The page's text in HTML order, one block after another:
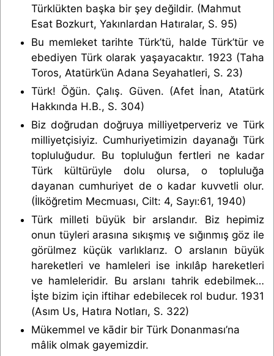
Türklükten başka bir şey değildir. (Mahmut
Esat Bozkurt, Yakınlardan Hatıralar, S. 95)
Bu memleket tarihte Türk’tü, halde Türk’tür ve
ebediyen Türk olarak yaşayacaktır. 1923 (Taha
Toros, Atatürk’ün Adana Seyahatleri, S. 23)
Türk! Öğün. Çalış. Güven. (Afet İnan, Atatürk
Hakkında H.B., S. 304)
Biz doğrudan doğruya milliyetperveriz ve Türk
milliyetçisiyiz. Cumhuriyetimizin dayanağı Türk
topluluğudur. Bu topluluğun fertleri ne kadar
Türk kültürüyle dolu olursa, o topluluğa
dayanan cumhuriyet de o kadar kuvvetli olur.
(İlköğretim Mecmuası, Cilt: 4, Sayı:61, 1940)
Türk milleti büyük bir arslandır. Biz hepimiz
onun tüyleri arasına sıkışmış ve sığınmış göz ile
görülmez küçük varlıklarız. O arslanın büyük
hareketleri ve hamleleri ise inkılâp hareketleri
ve hamleleridir. Bu arslanı tahrik edebilmek…
İşte bizim için iftihar edebilecek rol budur. 1931
(Asım Us, Hatıra Notları, S. 322)
Mükemmel ve kādir bir Türk Donanması’na
mâlik olmak gayemizdir.